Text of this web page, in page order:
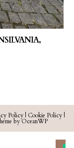
Policy | Cookie Policy |
by OceanWP